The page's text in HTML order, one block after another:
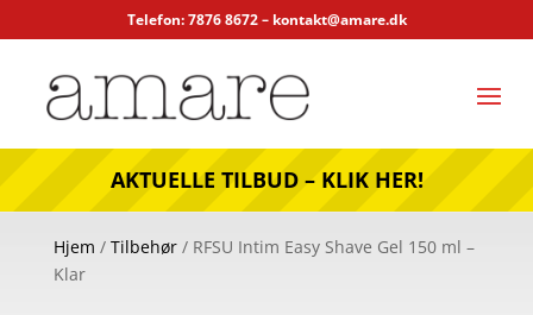
Telefon: 7876 8672 – kontakt@amare.dk
AKTUELLE TILBUD – KLIK HER!
Hjem / Tilbehør/ RFSU Intim Easy Shave Gel 150 ml –
Klar